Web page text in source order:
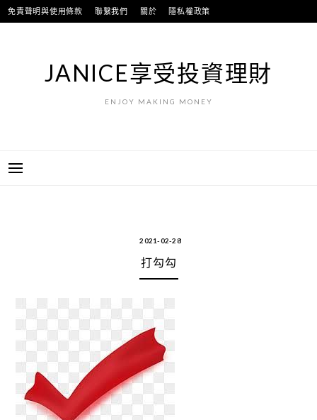
跳
至
免責聲明與使用條款 聯繫我們 關於 隱私權政策
JANICE享受投資理財
ENJOY MAKING MONEY
2021-02-28
打勾勾